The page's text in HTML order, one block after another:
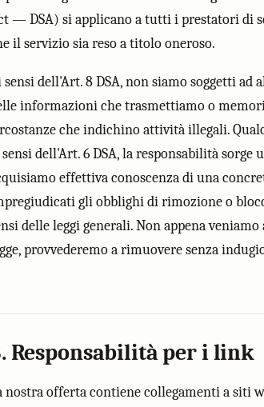
— DSA) si applicano a tutti i prestatori di
il servizio sia reso a titolo oneroso.
sensi dell'Art. 8 DSA, non siamo soggetti ad
informazioni che trasmettiamo o
che indichino attività illegali.
dell'Art. 6 DSA, la responsabilità
effettiva conoscenza di una
gli obblighi di rimozione o
delle leggi generali. Non appena
provvederemo a rimuovere senza
Responsabilità per i link
nostra offerta contiene collegamenti a siti